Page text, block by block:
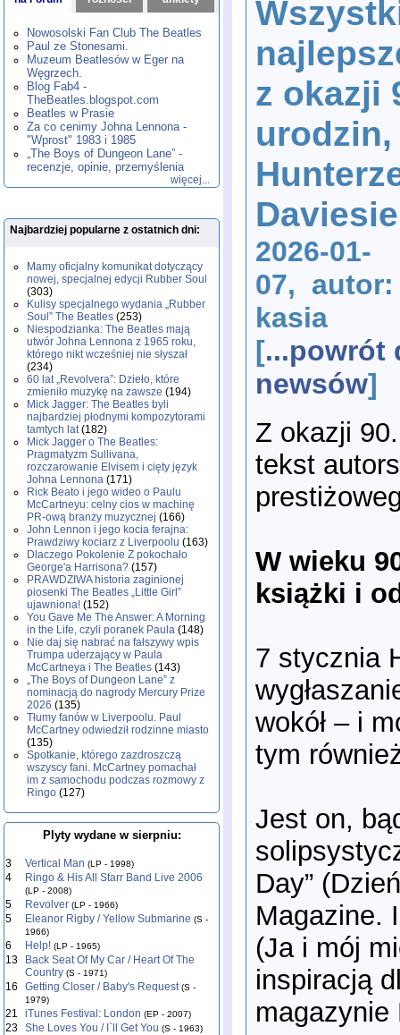
,1982,1983 ,1984,
1985,1986,1987 ,1988,1989,
1990, 1991,1992,1993
1995,1996 ,1997,1998 ,1999,
2000,2001, 2004
2005,2006, 2007
2010,2011,2012,2013,2014
2015,2016, 2017,
2020,2021,2022,2023,2024 ,
2025,2026
Nowosolski Fan Club The Beatles
Paul ze Stonesami.
Muzeum Beatlesów w Eger na
Węgrzech.
Blog Fab4 -
TheBeatles.blogspot.com
Beatles w Prasie
Za co cenimy Johna Lennona -
"Wprost" 1983 i 1985
„The Boys of Dungeon Lane” -
recenzje, opinie, przemyślenia
więcej...
Najbardziej popularne z ostatnich dni:
Mamy oficjalny komunikat dotyczący
nowej, specjalnej edycji Rubber Soul
(303)
Kulisy specjalnego wydania „Rubber
Soul” The Beatles (253)
Niespodzianka: The Beatles mają
utwór Johna Lennona z 1965 roku,
którego nikt wcześniej nie słyszał
(234)
60 lat „Revolvera”: Dzieło, które
zmieniło muzykę na zawsze (194)
Mick Jagger: The Beatles byli
najbardziej płodnymi kompozytorami
tamtych lat(182)
Mick Jagger o The Beatles:
Pragmatyzm Sullivana,
rozczarowanie Elvisem i cięty język
Johna Lennona (171)
Rick Beato i jego wideo o Paulu
McCartneyu: celny cios w machinę
PR-ową branży muzycznej (166)
John Lennon i jego kocia ferajna:
Prawdziwy kociarz z Liverpoolu (163)
Dlaczego Pokolenie Z pokochało
George'a Harrisona? (157)
PRAWDZIWA historia zaginionej
piosenki The Beatles „Little Girl”
ujawniona! (152)
You Gave Me The Answer: A Morning
in the Life, czyli poranek Paula (148)
Nie daj się nabrać na fałszywy wpis
Trumpa uderzający w Paula
McCartneya i The Beatles (143)
„The Boys of Dungeon Lane” z
nominacją do nagrody Mercury Prize
2026 (135)
Tłumy fanów w Liverpoolu. Paul
McCartney odwiedził rodzinne miasto
(135)
Spotkanie, którego zazdroszczą
wszyscy fani. McCartney pomachał
im z samochodu podczas rozmowy z
Ringo (127)
Plyty wydane w sierpniu:
3 Vertical Man (LP - 1998)
4 Ringo & His All Starr Band Live 2006
(LP - 2008)
5 Revolver (LP - 1966)
5 Eleanor Rigby / Yellow Submarine (S -
1966)
6 Help! (LP - 1965)
13
Back Seat Of My Car / Heart Of The
Country (S - 1971)
16 Getting Closer / Baby's Request (S -
1979)
21 iTunes Festival: London (EP - 2007)
23 She Loves You / I`ll Get You (S - 1963)
z okazji
urodzin,
2026-01-
07, autor:
kasia
[...powrót
newsów]
Z okazji
tekst
W wieku
książki i
7 stycznia
wokół – i
tym
Jest on,
Day”
Magazine.
(Ja i mój
inspiracją
magazynie